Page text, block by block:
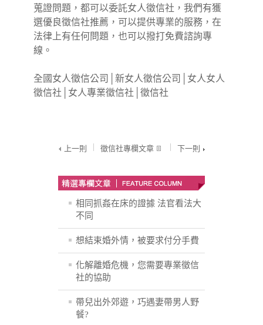
蒐證問題，都可以委託女人徵信社，我們有獲
選優良徵信社推薦，可以提供專業的服務，在
法律上有任何問題，也可以撥打免費諮詢專
線。
全國女人徵信公司 │新女人徵信公司
女人女人
徵信社
女人專業徵信社 │徵信社
上一則 徵信社專欄文章 下一則
相同抓姦在床的證據 法官看法大
不同
想結束婚外情，被要求付分手費
化解離婚危機，您需要專業徵信
社的協助
帶兒出外郊遊，巧遇妻帶男人野
餐?